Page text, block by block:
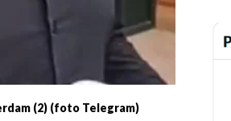
(2) (foto Telegram)